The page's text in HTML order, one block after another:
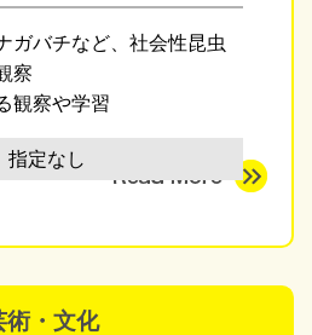
ガバチなど、社会性昆虫
察
観察や学習
指定なし
術・文化